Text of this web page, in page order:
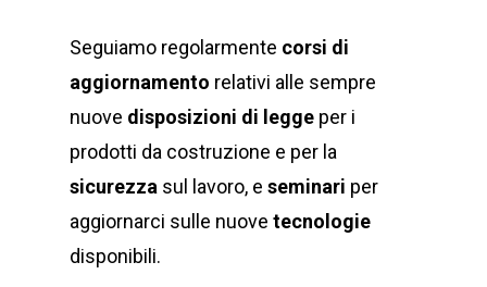
Seguiamo regolarmente corsi di
aggiornamento relativi alle sempre
nuove disposizioni di legge per i
prodotti da costruzione e per la
sicurezza sul lavoro, e seminari per
aggiornarci sulle nuove tecnologie
disponibili.